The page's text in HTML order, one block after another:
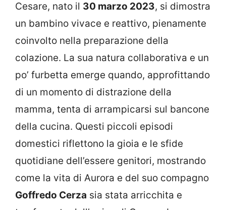
Cesare, nato il 30 marzo 2023, si dimostra
un bambino vivace e reattivo, pienamente
coinvolto nella preparazione della
colazione. La sua natura collaborativa e un
po’ furbetta emerge quando, approfittando
di un momento di distrazione della
mamma, tenta di arrampicarsi sul bancone
della cucina. Questi piccoli episodi
domestici riflettono la gioia e le sfide
quotidiane dell’essere genitori, mostrando
come la vita di Aurora e del suo compagno
Goffredo Cerza sia stata arricchita e